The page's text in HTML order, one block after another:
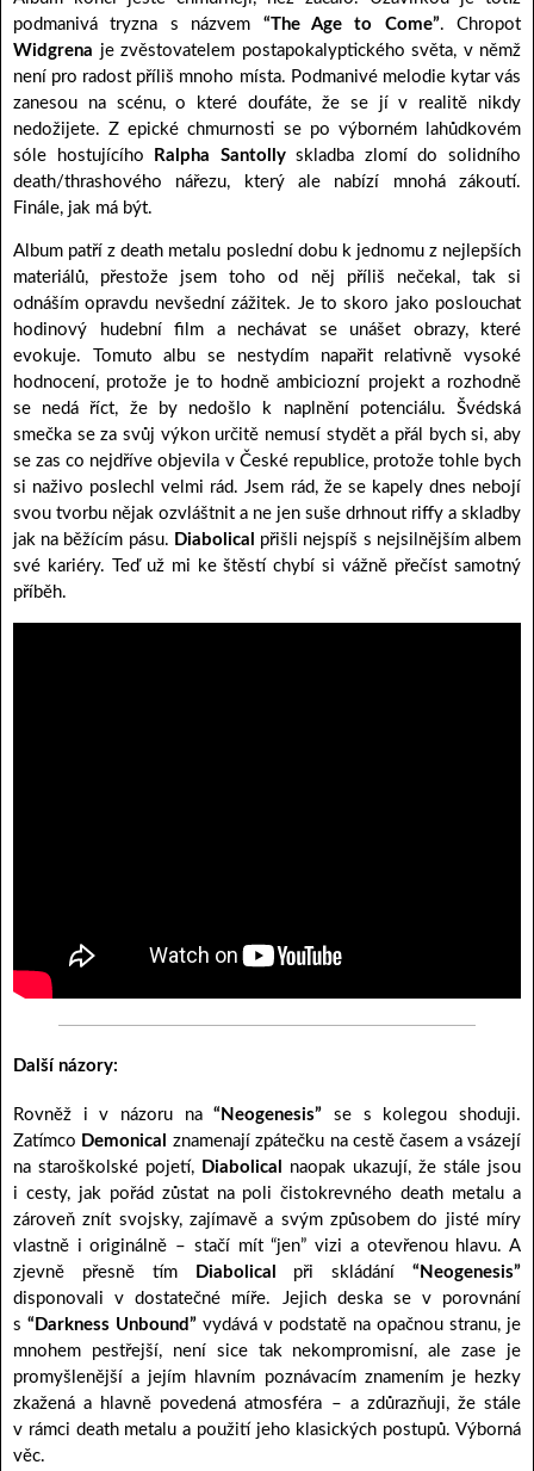
podmanivá tryzna s názvem “The Age to Come”. Chropot
Widgrena je zvěstovatelem postapokalyptického světa, v němž
není pro radost příliš mnoho místa. Podmanivé melodie kytar vás
zanesou na scénu, o které doufáte, že se jí v realitě nikdy
nedožijete. Z epické chmurnosti se po výborném lahůdkovém
sóle hostujícího
Ralpha Santollyskladba zlomí do solidního
death/thrashového nářezu, který ale nabízí mnohá zákoutí.
Finále, jak má být.
Album patří z death metalu poslední dobu k jednomu z nejlepších
materiálů, přestože jsem toho od něj příliš nečekal, tak si
odnáším opravdu nevšední zážitek. Je to skoro jako poslouchat
hodinový hudební film a nechávat se unášet obrazy, které
evokuje. Tomuto albu se nestydím napařit relativně vysoké
hodnocení, protože je to hodně ambiciozní projekt a rozhodně
se nedá říct, že by nedošlo k naplnění potenciálu. Švédská
smečka se za svůj výkon určitě nemusí stydět a přál bych si, aby
se zas co nejdříve objevila v České republice, protože tohle bych
si naživo poslechl velmi rád. Jsem rád, že se kapely dnes nebojí
svou tvorbu nějak ozvláštnit a ne jen suše drhnout riffy a skladby
jak na běžícím pásu. Diabolical
přišli nejspíš s nejsilnějším albem
své kariéry. Teď už mi ke štěstí chybí si vážně přečíst samotný
příběh.
Další názory:
Rovněž i v názoru na“Neogenesis” se s kolegou shoduji.
Zatímco Demonical
znamenají zpátečku na cestě časem a vsázejí
na staroškolské pojetí, Diabolical
naopak ukazují, že stále jsou
i cesty, jak pořád zůstat na poli čistokrevného death metalu a
zároveň znít svojsky, zajímavě a svým způsobem do jisté míry
vlastně i originálně – stačí mít “jen” vizi a otevřenou hlavu. A
zjevně přesně tím
Diabolical při skládání “Neogenesis”
disponovali v dostatečné míře. Jejich deska se v porovnání
s “Darkness Unbound” vydává v podstatě na opačnou stranu, je
mnohem pestřejší, není sice tak nekompromisní, ale zase je
promyšlenější a jejím hlavním poznávacím znamením je hezky
zkažená a hlavně povedená atmosféra – a zdůrazňuji, že stále
v rámci death metalu a použití jeho klasických postupů. Výborná
věc.